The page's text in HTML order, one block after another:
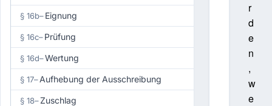
§ 16b–Eignung
§ 16c–Prüfung
§ 16d–Wertung
§ 17–Aufhebung der Ausschreibung
§ 18–Zuschlag
r
d
e
n
,
w
e